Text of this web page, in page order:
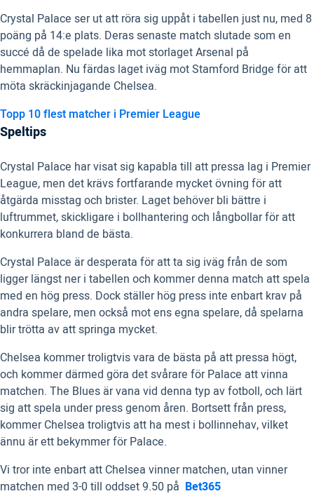
Crystal Palace ser ut att röra sig uppåt i tabellen just nu, med 8
poäng på 14:e plats. Deras senaste match slutade som en
succé då de spelade lika mot storlaget Arsenal på
hemmaplan. Nu färdas laget iväg mot Stamford Bridge för att
möta skräckinjagande Chelsea.
Topp 10 flest matcher i Premier League
Speltips
Crystal Palace har visat sig kapabla till att pressa lag i Premier
League, men det krävs fortfarande mycket övning för att
åtgärda misstag och brister. Laget behöver bli bättre i
luftrummet, skickligare i bollhantering och långbollar för att
konkurrera bland de bästa.
Crystal Palace är desperata för att ta sig iväg från de som
ligger längst ner i tabellen och kommer denna match att spela
med en hög press. Dock ställer hög press inte enbart krav på
andra spelare, men också mot ens egna spelare, då spelarna
blir trötta av att springa mycket.
Chelsea kommer troligtvis vara de bästa på att pressa högt,
och kommer därmed göra det svårare för Palace att vinna
matchen. The Blues är vana vid denna typ av fotboll, och lärt
sig att spela under press genom åren. Bortsett från press,
kommer Chelsea troligtvis att ha mest i bollinnehav, vilket
ännu är ett bekymmer för Palace.
Vi tror inte enbart att Chelsea vinner matchen, utan vinner
matchen med 3-0 till oddset 9.50 på Bet365